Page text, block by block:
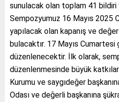
sunulacak olan toplam 41 bildiri
Sempozyumuz 16 Mayıs 2025
yapılacak olan kapanış ve
bulacaktır. 17 Mayıs Cumartesi
düzenlenecektir. İlk olarak,
düzenlenmesinde büyük
Kurumu ve saygıdeğer
Odası ve değerli başkanına